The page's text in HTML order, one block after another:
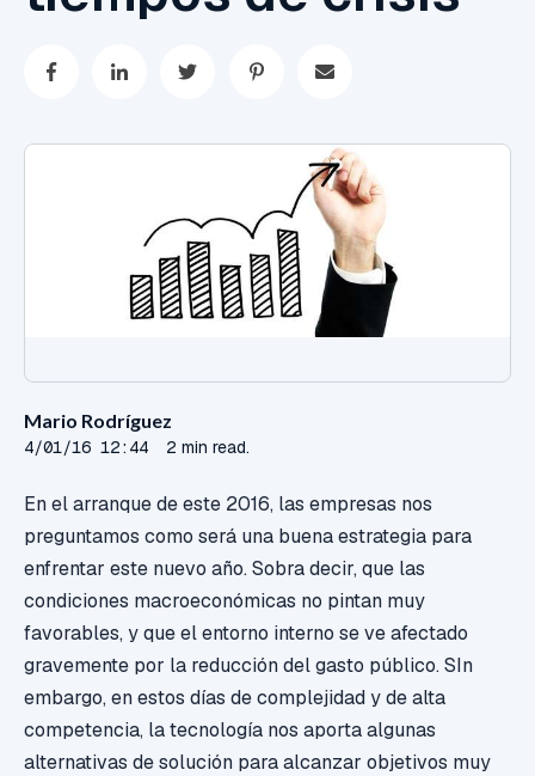
Mario Rodríguez
4/01/16 12:44 2 min read.
En el arranque de este 2016, las empresas nos
preguntamos como será una buena estrategia para
enfrentar este nuevo año. Sobra decir, que las
condiciones macroeconómicas no pintan muy
favorables, y que el entorno interno se ve afectado
gravemente por la reducción del gasto público. SIn
embargo, en estos días de complejidad y de alta
competencia, la tecnología nos aporta algunas
alternativas de solución para alcanzar objetivos muy